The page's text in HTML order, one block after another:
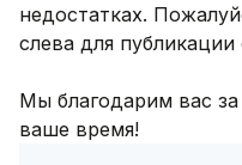
недостатках.
слева для публикации
Мы благодарим вас
ваше время!